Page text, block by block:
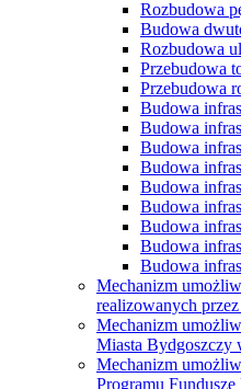
Rozbudowa
Budowa
Rozbudowa
Przebudowa
Przebudowa
Budowa
Budowa
Budowa
Budowa
Budowa
Budowa
Budowa
Budowa
Budowa
Mechanizm
realizowanych
Mechanizm
Miasta Bydgoszczy
Mechanizm
Programu